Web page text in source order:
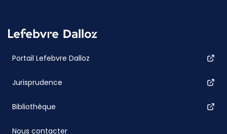
Portail Lefebvre Dalloz
Jurisprudence
Bibliothèque
Nous contacter